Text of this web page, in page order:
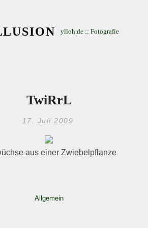
ylloh.de :: Fotografie
TwiRrL
17. Juli 2009
aus einer Zwiebelpflanze
Allgemein